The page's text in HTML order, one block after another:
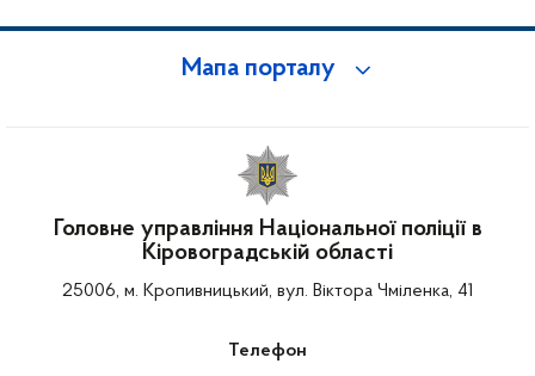
Мапа порталу
Головне управління Національної поліції в
Кіровоградській області
25006, м. Кропивницький, вул. Віктора Чміленка, 41
Телефон